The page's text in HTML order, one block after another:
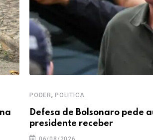
PODER, POLITICA
Defesa de Bolsonaro pede
presidente receber